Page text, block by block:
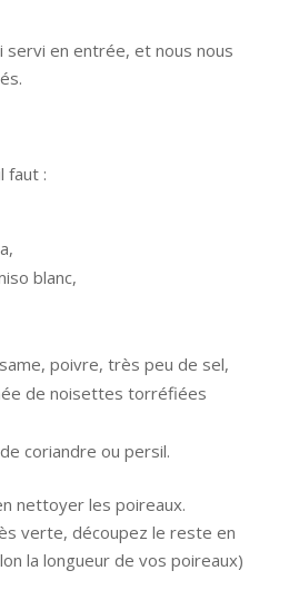
servi en entrée, et nous nous
faut :
blanc,
poivre, très peu de sel,
de noisettes torréfiées
coriandre ou persil.
nettoyer les poireaux.
verte, découpez le reste en
la longueur de vos poireaux)